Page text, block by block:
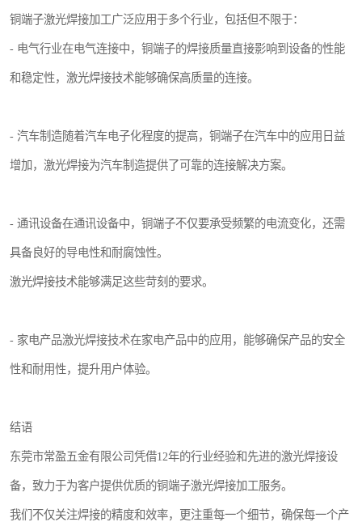
铜端子激光焊接加工广泛应用于多个行业，包括但不限于：
- 电气行业在电气连接中，铜端子的焊接质量直接影响到设备的性能
和稳定性，激光焊接技术能够确保高质量的连接。
- 汽车制造随着汽车电子化程度的提高，铜端子在汽车中的应用日益
增加，激光焊接为汽车制造提供了可靠的连接解决方案。
- 通讯设备在通讯设备中，铜端子不仅要承受频繁的电流变化，还需
具备良好的导电性和耐腐蚀性。
激光焊接技术能够满足这些苛刻的要求。
- 家电产品激光焊接技术在家电产品中的应用，能够确保产品的安全
性和耐用性，提升用户体验。
结语
东莞市常盈五金有限公司凭借12年的行业经验和先进的激光焊接设
备，致力于为客户提供优质的铜端子激光焊接加工服务。
我们不仅关注焊接的精度和效率，更注重每一个细节，确保每一个产